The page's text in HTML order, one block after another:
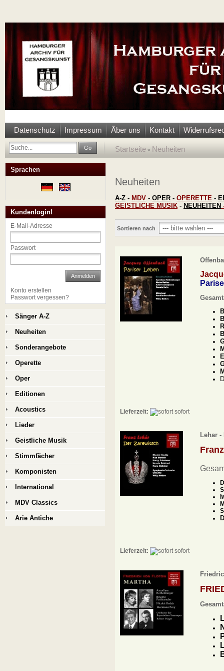
Datenschutz Impressum Ãber uns Kontakt
Go Startseite » Neuheiten
Neuheiten
A-Z - MDV - OPER - OPERETTE -
GEISTLICHE MUSIK - NEUHEITEN
Sortieren nach
Lieferzeit: sofort
Lehar -
Lieferzeit: sofort
Sprachen
Kundenlogin!
E-Mail-Adresse
Passwort
Anmelden
Konto erstellen
Passwort vergessen?
Sänger A-Z
Neuheiten
Sonderangebote
Operette
Oper
Editionen
Acoustics
Lieder
Geistliche Musik
Stimmfächer
Komponisten
International
MDV Classics
Arie Antiche